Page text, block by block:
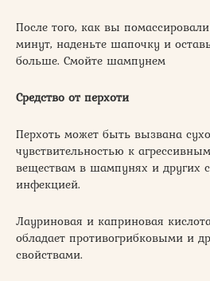
После того, как вы
минут, наденьте шапочку и
больше. Смойте шампунем
Средство от перхоти
Перхоть может быть вызвана
чувствительностью к
веществам в шампунях и других
инфекцией.
Лауриновая и каприновая
обладает противогрибковыми и
свойствами.